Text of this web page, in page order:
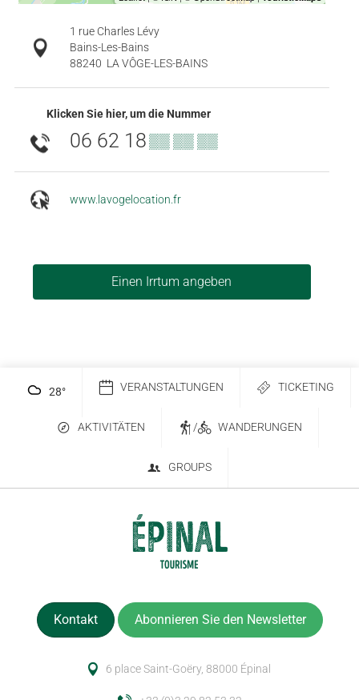
1 rue Charles Lévy
Bains-Les-Bains
88240 LA VÔGE-LES-BAINS
Klicken Sie hier, um die Nummer
06 62 18▒▒ ▒▒ ▒▒
www.lavogelocation.fr
Einen Irrtum angeben
28° VERANSTALTUNGEN TICKETING
AKTIVITÄTEN / WANDERUNGEN
GROUPS
Kontakt Abonnieren Sie den Newsletter
6 place Saint-Goëry, 88000 Épinal